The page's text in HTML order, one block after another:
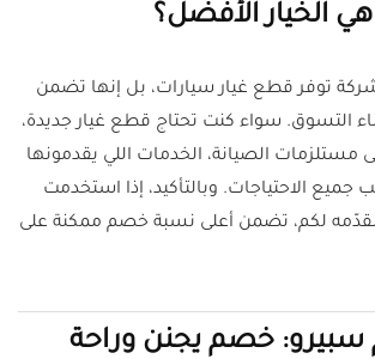
الخيار الأفضل؟
توفر قطع غيار سيارات، بل إنها تضمن
التسوق. سواء كنت تحتاج قطع غيار جديدة،
مستلزمات الصيانة، الخدمات اللي يقدمونها
جميع الاحتياجات. وبالتأكيد، إذا استخدمت
نقدّمه لكم، تضمن أعلى نسبة خصم ممكنة على
خصم يجنن وراحة